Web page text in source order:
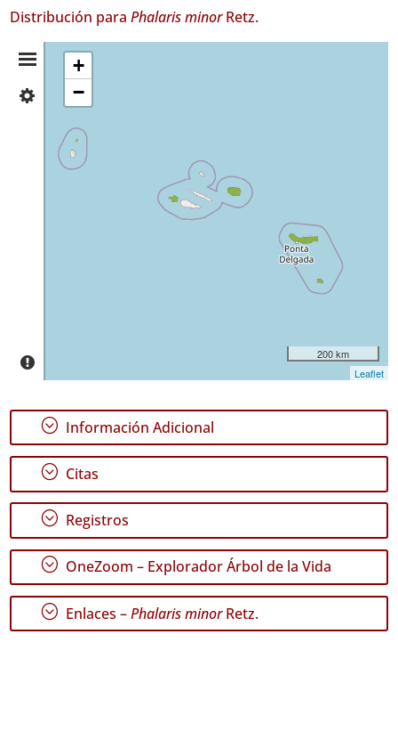
Distribución paraPhalaris minorRetz.
Resumen
Distribución
Corvo
✓
Faial
Maria
Nivel
de
Precisión
P1
P2
Rango
de
Fechas
+
−
200 km
Leaflet
; Información Adicional
; Citas
; Registros
; OneZoom – Explorador Árbol de la Vida
; Enlaces –Phalaris minorRetz.